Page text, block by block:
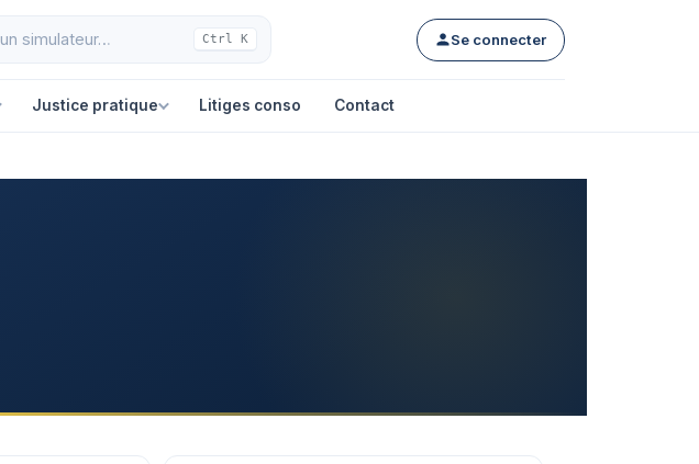
Ctrl K Se connecter
Justice pratique Litiges conso Contact